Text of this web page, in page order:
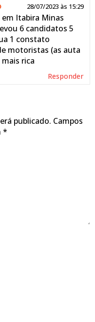
28/07/2023 às 15:29
em Itabira Minas
6 candidatos 5
1 constato
motoristas (as auta
mais rica
Responder
publicado. Campos
*